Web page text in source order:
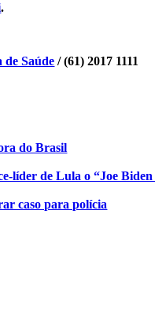
.
de Saúde / (61) 2017 1111
do Brasil
líder de Lula o “Joe
caso para polícia